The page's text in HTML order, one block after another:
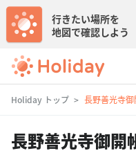
行きたい場所を
地図で確認しよう
Holiday トップ 長野善光寺御
長野善光寺御開